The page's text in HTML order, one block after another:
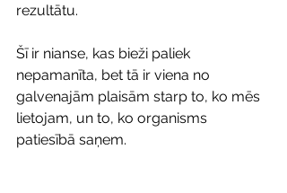
rezultātu.
Šī ir nianse, kas bieži paliek
nepamanīta, bet tā ir viena no
galvenajām plaisām starp to, ko mēs
lietojam, un to, ko organisms
patiesībā saņem.